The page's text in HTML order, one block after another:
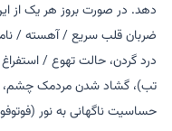
دهد. در صورت بروز هر یک از
ضربان قلب سریع / آهسته /
درد گردن، حالت تهوع /
تب)، گشاد شدن مردمک چشم،
حساسیت ناگهانی به نور